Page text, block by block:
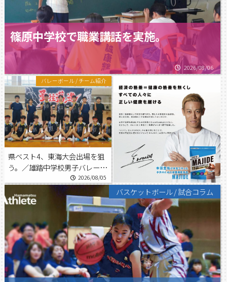
篠原中学校で職業講話を実施。
2026/08/06
バレーボール/ チーム紹介
県ベスト4、東海大会出場を狙
う。／雄踏中学校男子バレーボ
2026/08/05
バスケットボール/試合コラム